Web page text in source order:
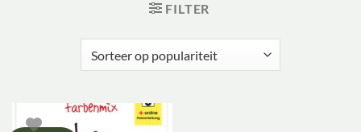
FILTER